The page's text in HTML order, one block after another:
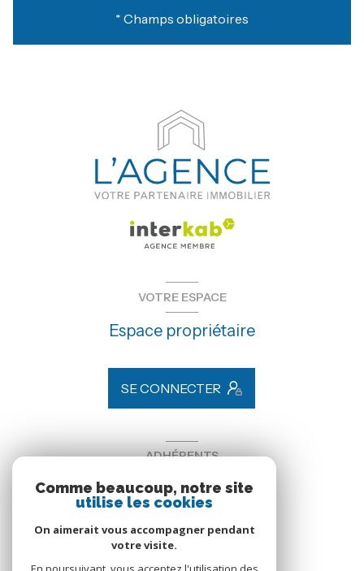
* Champs obligatoires
VOTRE ESPACE
Espace propriétaire
SE CONNECTER
ADHÉRENTS
Nous adhérons
Comme beaucoup, notre site
utilise les cookies
On aimerait vous accompagner pendant
votre visite.